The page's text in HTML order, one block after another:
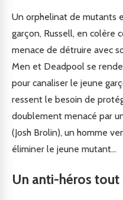
Un orphelinat de mutants
garçon, Russell, en colère
menace de détruire avec
Men et Deadpool se
pour canaliser le jeune
ressent le besoin de
doublement menacé par
(Josh Brolin), un homme
éliminer le jeune mutant…
Un anti-héros